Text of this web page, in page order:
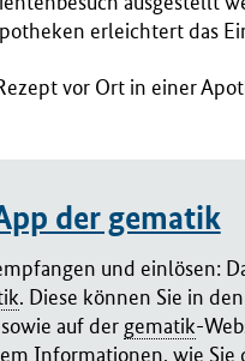
erleichtert das
vor Ort in einer
der gematik
und einlösen:
. Diese können Sie in
auf der gematik-
Informationen, wie Sie